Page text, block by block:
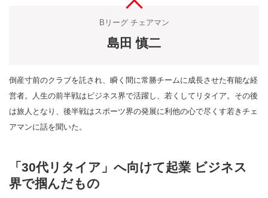
Bリーグ チェアマン
島田 慎二
倒産寸前のクラブを託され、瞬く間に常勝チームに成長させた有能な経
営者。人生の前半戦はビジネス界で活躍し、若くしてリタイア。その後
は旅人となり、後半戦はスポーツ界の発展に利他の心で尽くす若きチェ
アマンに話を聞いた。
「30代リタイア」へ向けて起業 ビジネス
界で掴んだもの